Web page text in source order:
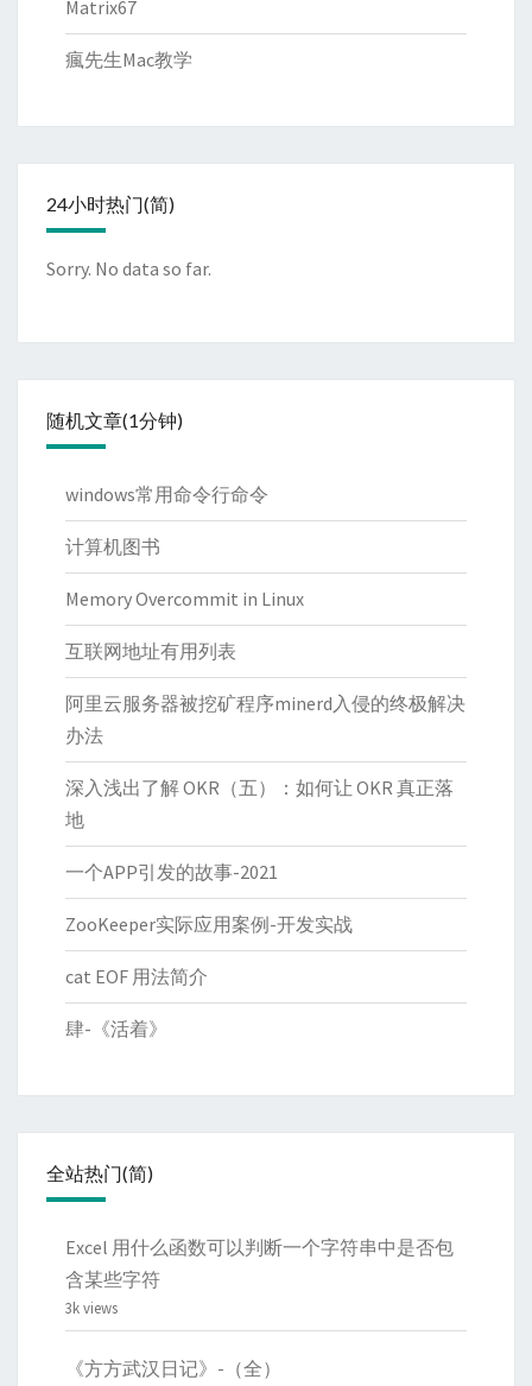
Matrix67
瘋先生Mac教学
24小时热门(简)
Sorry. No data so far.
随机文章(1分钟)
windows常用命令行命令
计算机图书
Memory Overcommit in Linux
互联网地址有用列表
阿里云服务器被挖矿程序minerd入侵的终极解决
办法
深入浅出了解 OKR（五）：如何让 OKR 真正落
地
一个APP引发的故事-2021
ZooKeeper实际应用案例-开发实战
cat EOF 用法简介
肆-《活着》
全站热门(简)
Excel 用什么函数可以判断一个字符串中是否包
含某些字符
3k views
《方方武汉日记》-（全）